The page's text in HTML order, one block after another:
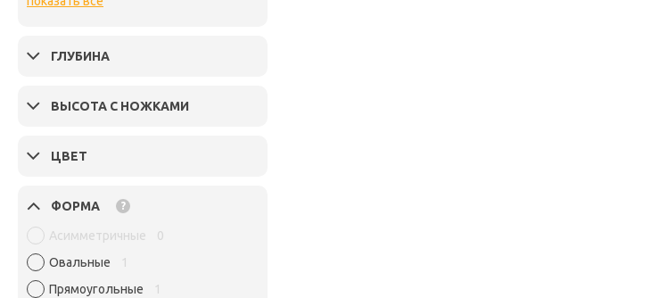
ГЛУБИНА
ВЫСОТА С НОЖКАМИ
ЦВЕТ
ФОРМА ?
Асимметричные
0
Овальные
1
Прямоугольные
1